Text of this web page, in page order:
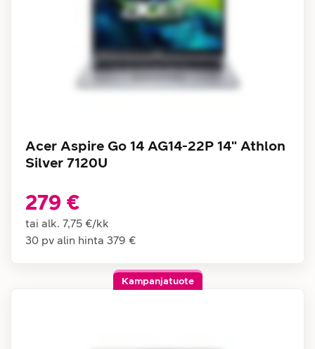
Acer Aspire Go 14 AG14-22P 14" Athlon
Silver 7120U
279 €
tai alk. 7,75 €/kk
30 pv alin hinta 379 €
Kampanjatuote